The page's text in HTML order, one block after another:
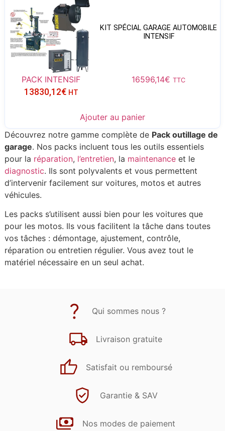
KIT SPÉCIAL GARAGE AUTOMOBILE
INTENSIF
PACK INTENSIF 16596,14€ TTC
13830,12€ HT
Ajouter au panier
Découvrez notre gamme complète de Pack outillage de
garage. Nos packs incluent tous les outils essentiels
pour la réparation, l’entretien, la maintenanceet le
diagnostic. Ils sont polyvalents et vous permettent
d’intervenir facilement sur voitures, motos et autres
véhicules.
Les packs s’utilisent aussi bien pour les voitures que
pour les motos. Ils vous facilitent la tâche dans toutes
vos tâches : démontage, ajustement, contrôle,
réparation ou entretien régulier. Vous avez tout le
matériel nécessaire en un seul achat.
Qui sommes nous ?
Livraison gratuite
Satisfait ou remboursé
Garantie & SAV
Nos modes de paiement